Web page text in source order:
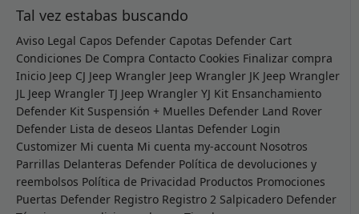
Tal vez estabas buscando
Aviso Legal Capos Defender Capotas Defender Cart
Condiciones De Compra Contacto Cookies Finalizar compra
Inicio Jeep CJ Jeep Wrangler Jeep Wrangler JK Jeep Wrangler
JL Jeep Wrangler TJ Jeep Wrangler YJ Kit Ensanchamiento
Defender Kit Suspensión + Muelles Defender Land Rover
Defender Lista de deseos Llantas Defender Login
Customizer Mi cuenta Mi cuenta my-account Nosotros
Parrillas Delanteras Defender Política de devoluciones y
reembolsos Política de Privacidad Productos Promociones
Puertas Defender Registro Registro 2 Salpicadero Defender